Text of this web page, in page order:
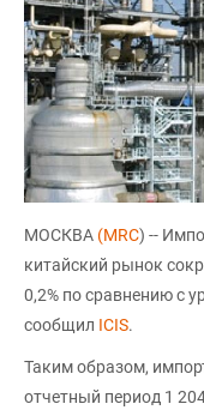
МОСКВА (MRC) --
китайский рынок
0,2% по сравнению с
сообщил ICIS.
Таким образом,
отчетный период 1